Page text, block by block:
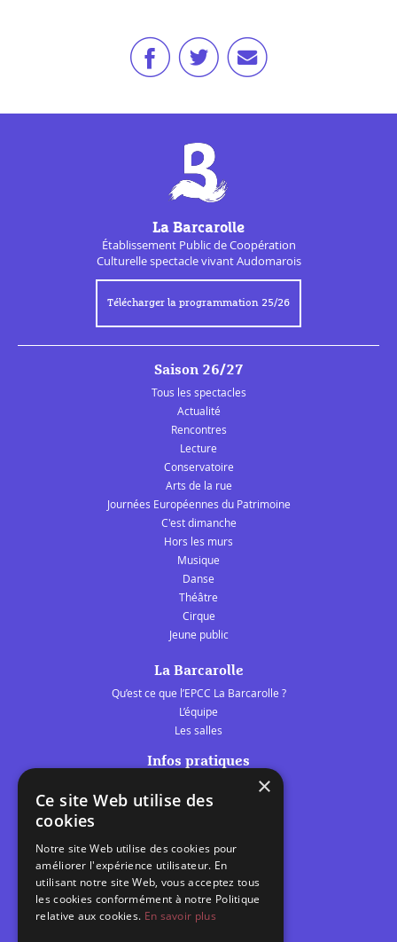
La Barcarolle
Établissement Public deCoopération
Culturellespectacle vivant Audomarois
Télécharger la programmation 25/26
Saison 26/27
Tous les spectacles
Actualité
Rencontres
Lecture
Conservatoire
Arts de la rue
Journées Européennes du Patrimoine
C'est dimanche
Hors les murs
Musique
Danse
Théâtre
Cirque
Jeune public
La Barcarolle
Qu’est ce que l’EPCC La Barcarolle ?
L’équipe
Les salles
Infos pratiques
Les belles scènes audomaroises
Calendrier
Programme des spectacles
Brèves
×
Ce site Web utilise des
cookies
Notre site Web utilise des cookies pour
améliorer l'expérience utilisateur. En
utilisant notre site Web, vous acceptez tous
les cookies conformément à notre Politique
relative aux cookies. En savoir plus